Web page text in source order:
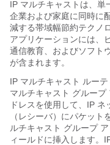
IP マルチキャストは、単
企業および家庭に同時に
減する帯域幅節約テクノ
アプリケーションには、
通信教育、およびソフト
が含まれます。
IP マルチキャスト ルー
マルチキャスト グルー
ドレスを使用して、IP
（レシーバ）にパケッ
ルチキャスト グループ
ィールドに挿入します。